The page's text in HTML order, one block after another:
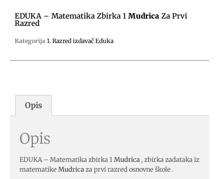
EDUKA – Matematika Zbirka 1 Mudrica Za Prvi
Razred
Kategorija 1. Razred izdavač Eduka
Opis
Opis
EDUKA – Matematika zbirka 1Mudrica , zbirka zadataka iz
matematikeMudricaza prvi razred osnovne škole .